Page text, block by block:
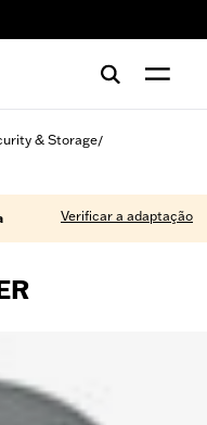
& Storage/
Verificar a adaptação